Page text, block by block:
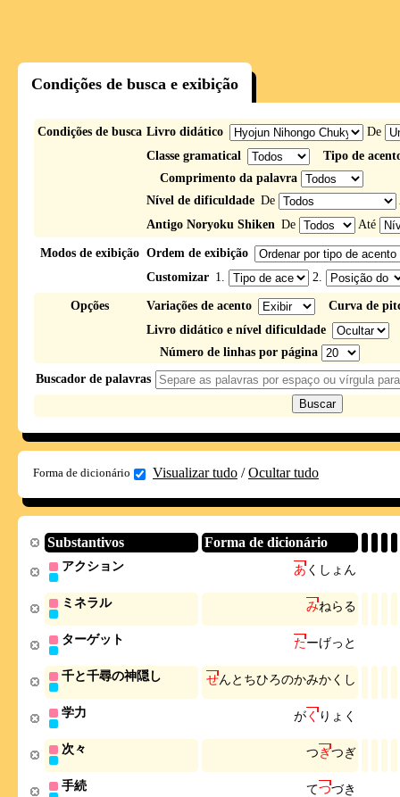
Condições de busca e exibição
Condições de busca Livro didático
De
Classe gramatical
Tipo de
Comprimento da palavra
Nível de dificuldade De
Antigo Noryoku Shiken De Até
Modos de exibição Ordem de exibição
Customizar 1. 2.
Opções Variações de acento
Curva de
Livro didático e nível dificuldade
Número de linhas por página
Buscador de palavras
Forma de dicionário Visualizar tudo /Ocultar tudo
Substantivos Forma de dicionário
アクション あく し ょ ん
ミネラル みねらる
ターゲット たーげっ と
千と千尋の神隠し せんと ちひろのかみかく し
学力 がくり ょ く
次々 つぎつぎ
手続 てつづき